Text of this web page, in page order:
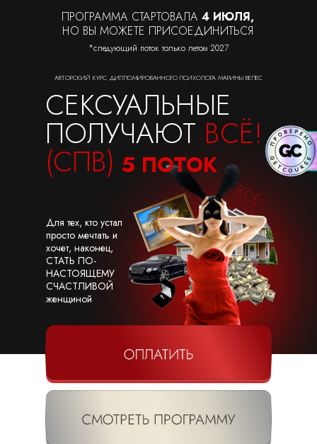
ВСЁ!
*следующий поток только летом 2027
ПРОГРАММА СТАРТОВАЛА 4 ИЮЛЯ,
НО ВЫ МОЖЕТЕ ПРИСОЕДИНИТЬСЯ
ВСЁ!
Для тех, кто устал
просто мечтать и
хочет, наконец,
СТАТЬ ПО-
НАСТОЯЩЕМУ
СЧАСТЛИВОЙ
женщиной
СЕКСУАЛЬНЫЕ
ПОЛУЧАЮТ ВСЁ!
(СПВ) 5 ПОТОК
АВТОРСКИЙ КУРС ДИПЛОМИРОВАННОГО ПСИХОЛОГА МАРИНЫ ВЕЛЕС